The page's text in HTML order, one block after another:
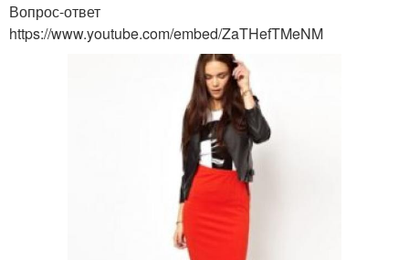
Вопрос-ответ
https://www.youtube.com/embed/ZaTHefTMeNM